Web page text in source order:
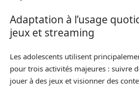
Adaptation à l’usage
jeux et streaming
Les adolescents utilisent
pour trois activités majeures : suivre
jouer à des jeux et visionner des